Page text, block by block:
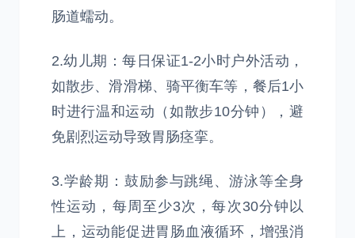
肠道蠕动。
2.幼儿期：每日保证1-2小时户外活动，
如散步、滑滑梯、骑平衡车等，餐后1小
时进行温和运动（如散步10分钟），避
免剧烈运动导致胃肠痉挛。
3.学龄期：鼓励参与跳绳、游泳等全身
性运动，每周至少3次，每次30分钟以
上，运动能促进胃肠血液循环，增强消